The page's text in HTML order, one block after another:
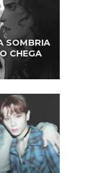
SOMBRIA
CHEGA